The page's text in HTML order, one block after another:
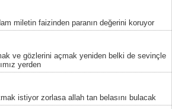
miletin faizinden paranın değerini koruyor
ve gözlerini açmak yeniden belki de sevinçle
yerden
istiyor zorlasa allah tan belasını bulacak